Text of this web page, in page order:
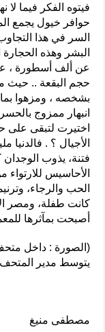
فيتوه الفكر فيما لا
حوافر خيول يجمع
السر في هذا
البشر وهذه
عن ألف أسطورة ،
حجم البقعة .. حيث
بشخصه ، ومزهوا
انبهار ممزوج
اختيرت لتبقى على
الأجيال ؟ . فالدنيا
فتنة، يذوب
الأحاسيس
الحب والرجاء،
كانت طفلة، ومصر
أصبحت بمآثرها
(الصورة : داخل
يتوسط مدير المتحف
مصطفى منيغ